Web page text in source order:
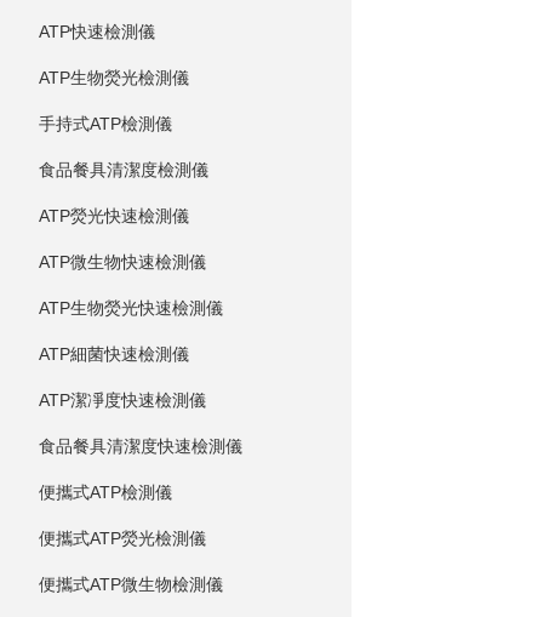
ATP快速檢測儀
ATP生物熒光檢測儀
手持式ATP檢測儀
食品餐具清潔度檢測儀
ATP熒光快速檢測儀
ATP微生物快速檢測儀
ATP生物熒光快速檢測儀
ATP細菌快速檢測儀
ATP潔凈度快速檢測儀
食品餐具清潔度快速檢測儀
便攜式ATP檢測儀
便攜式ATP熒光檢測儀
便攜式ATP微生物檢測儀